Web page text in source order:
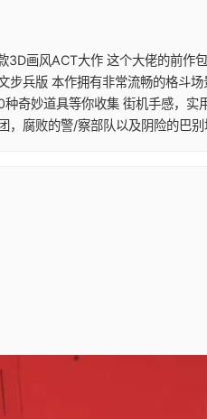
画风ACT大作 这个大佬的前作
步兵版 本作拥有非常流畅的格斗
奇妙道具等你收集 街机手感，
，腐败的警/察部队以及阴险的巴